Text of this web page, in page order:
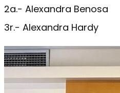
2a.- Alexandra Benosa
3r.- Alexandra Hardy